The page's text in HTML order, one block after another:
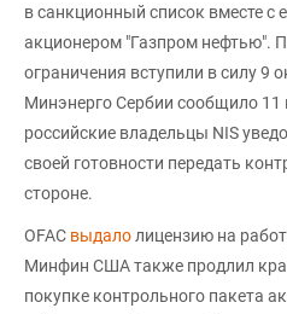
в санкционный список вместе
акционером "Газпром нефтью".
ограничения вступили в силу 9
Минэнерго Сербии сообщило 11
российские владельцы NIS
своей готовности передать
стороне.
OFAC выдало лицензию на
Минфин США также продлил
покупке контрольного пакета